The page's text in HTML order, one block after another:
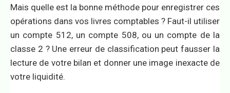
Mais quelle est la bonne méthode pour enregistrer ces
opérations dans vos livres comptables ? Faut-il utiliser
un compte 512, un compte 508, ou un compte de la
classe 2 ? Une erreur de classification peut fausser la
lecture de votre bilan et donner une image inexacte de
votre liquidité.